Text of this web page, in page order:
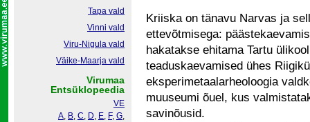
Kriiska on tänavu Narvas ja
ettevõtmisega:
hakatakse ehitama Tartu
teaduskaevamised ühes
eksperimetaalarheoloogia
muuseumi õuel, kus
savinõusid.
Tapa vald
Vinni vald
Viru-Nigula vald
Väike-Maarja vald
Virumaa
Entsüklopeedia
VE
A, B, C, D, E, F, G,